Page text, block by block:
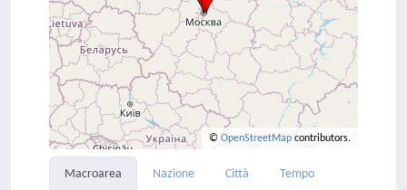
© OpenStreetMap contributors.
Macroarea Nazione Città Tempo